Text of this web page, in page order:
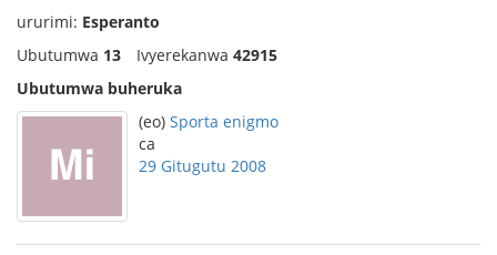
ururimi: Esperanto
Ubutumwa 13 Ivyerekanwa 42915
Ubutumwa buheruka
(eo) Sporta enigmo
ca
29 Gitugutu 2008